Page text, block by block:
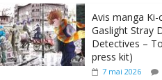
Avis manga Ki-
Gaslight Stray
Detectives –
press kit)
7 mai 2026